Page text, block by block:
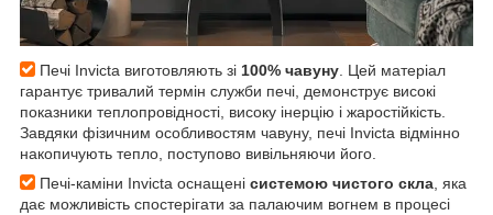
Печі Invicta виготовляють зі 100% чавуну. Цей матеріал
гарантує тривалий термін служби печі, демонструє високі
показники теплопровідності, високу інерцію і жаростійкість.
Завдяки фізичним особливостям чавуну, печі Invicta відмінно
накопичують тепло, поступово вивільняючи його.
Печі-каміни Invicta оснащені системою чистого скла, яка
дає можливість спостерігати за палаючим вогнем в процесі